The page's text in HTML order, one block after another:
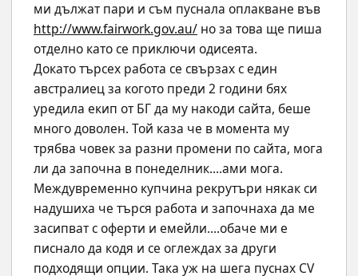
http://www.fairwork.gov.au/ но за това ще пиша
отделно като се приключи одисеята.
Докато търсех работа се свързах с един
австралиец за когото преди 2 години бях
уредила екип от БГ да му накоди сайта, беше
много доволен. Той каза че в момента му
трябва човек за разни промени по сайта, мога
ли да започна в понеделник....ами мога.
Междувременно купчина рекрутъри някак си
надушиха че търся работа и започнаха да ме
засипват с оферти и емейли....обаче ми е
писнало да кодя и се оглеждах за други
подходящи опции. Така уж на шега пуснах CV